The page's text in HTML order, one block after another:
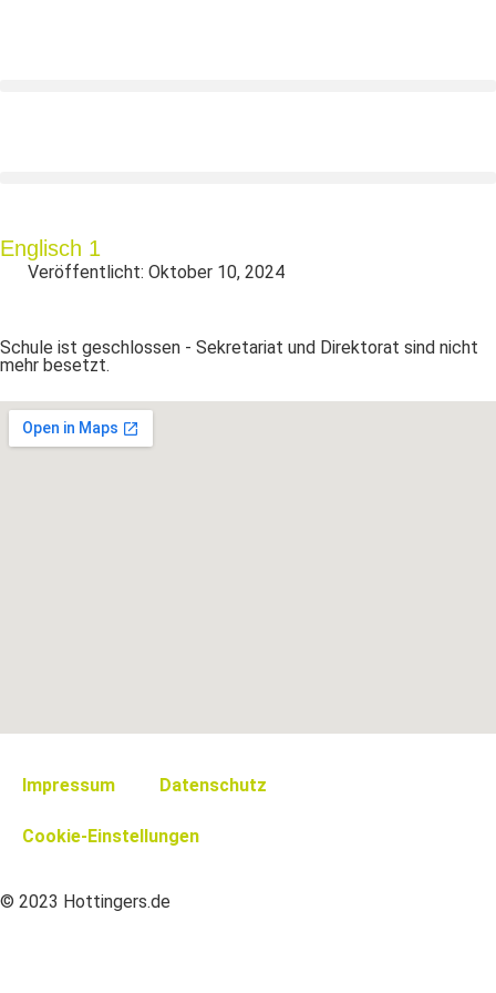
Englisch 1
Veröffentlicht: Oktober 10, 2024
Schule ist geschlossen - Sekretariat und Direktorat sind nicht
mehr besetzt.
Impressum Datenschutz
Cookie-Einstellungen
© 2023 Hottingers.de